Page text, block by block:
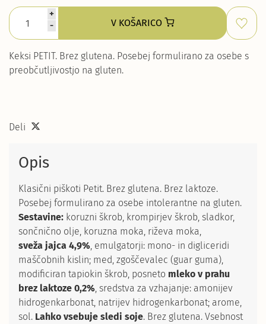
+
-
V KOŠARICO
Keksi PETIT. Brez glutena. Posebej formulirano za osebe s
preobčutljivostjo na gluten.
Deli
Opis
Klasični piškoti Petit. Brez glutena. Brez laktoze.
Posebej formulirano za osebe intolerantne na gluten.
Sestavine: koruzni škrob, krompirjev škrob, sladkor,
sončnično olje, koruzna moka, riževa moka,
sveža jajca 4,9%, emulgatorji: mono- in digliceridi
maščobnih kislin; med, zgoščevalec (guar guma),
modificiran tapiokin škrob, posneto mleko v prahu
brez laktoze 0,2%, sredstva za vzhajanje: amonijev
hidrogenkarbonat, natrijev hidrogenkarbonat; arome,
sol. Lahko vsebuje sledi soje. Brez glutena. Vsebnost